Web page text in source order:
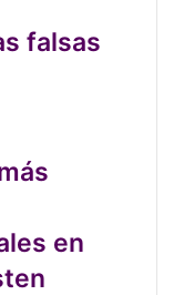
falsas
en